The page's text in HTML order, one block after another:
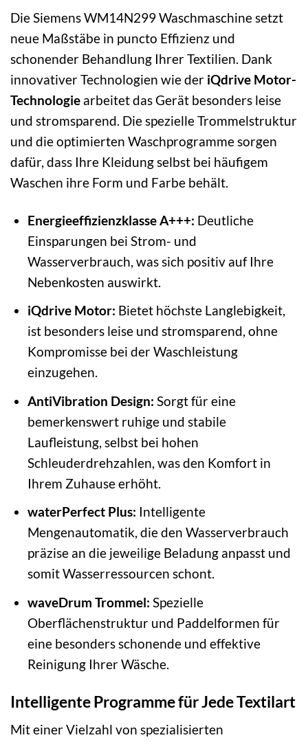
Die Siemens WM14N299 Waschmaschine setzt
neue Maßstäbe in puncto Effizienz und
schonender Behandlung Ihrer Textilien. Dank
innovativer Technologien wie der iQdrive Motor-
Technologie arbeitet das Gerät besonders leise
und stromsparend. Die spezielle Trommelstruktur
und die optimierten Waschprogramme sorgen
dafür, dass Ihre Kleidung selbst bei häufigem
Waschen ihre Form und Farbe behält.
Energieeffizienzklasse A+++: Deutliche
Einsparungen bei Strom- und
Wasserverbrauch, was sich positiv auf Ihre
Nebenkosten auswirkt.
iQdrive Motor: Bietet höchste Langlebigkeit,
ist besonders leise und stromsparend, ohne
Kompromisse bei der Waschleistung
einzugehen.
AntiVibration Design: Sorgt für eine
bemerkenswert ruhige und stabile
Laufleistung, selbst bei hohen
Schleuderdrehzahlen, was den Komfort in
Ihrem Zuhause erhöht.
waterPerfect Plus: Intelligente
Mengenautomatik, die den Wasserverbrauch
präzise an die jeweilige Beladung anpasst und
somit Wasserressourcen schont.
waveDrum Trommel: Spezielle
Oberflächenstruktur und Paddelformen für
eine besonders schonende und effektive
Reinigung Ihrer Wäsche.
Intelligente Programme für Jede Textilart
Mit einer Vielzahl von spezialisierten